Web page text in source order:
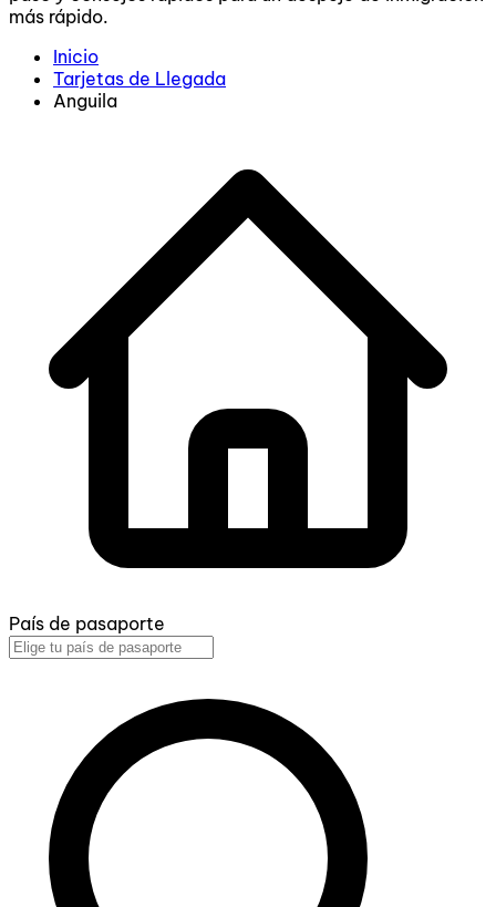
más rápido.
Inicio
Tarjetas de Llegada
Anguila
País de pasaporte